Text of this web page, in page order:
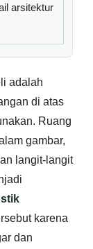
arsitektur
adalah
di atas
Ruang
gambar,
langit-langit
karena
dan